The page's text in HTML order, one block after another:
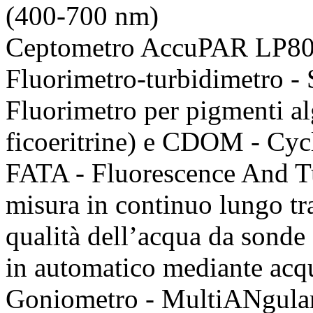
(400-700 nm)
Ceptometro AccuPAR
Fluorimetro-turbidimetro -
Fluorimetro per pigmenti
ficoeritrine) e CDOM -
FATA - Fluorescence And
misura in continuo lungo
qualità dell’acqua da
in automatico mediante
Goniometro -